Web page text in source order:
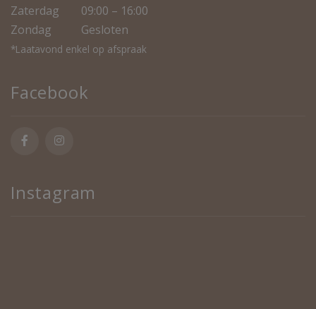
Zaterdag
09:00 – 16:00
Zondag
Gesloten
*Laatavond enkel op afspraak
Facebook
Instagram